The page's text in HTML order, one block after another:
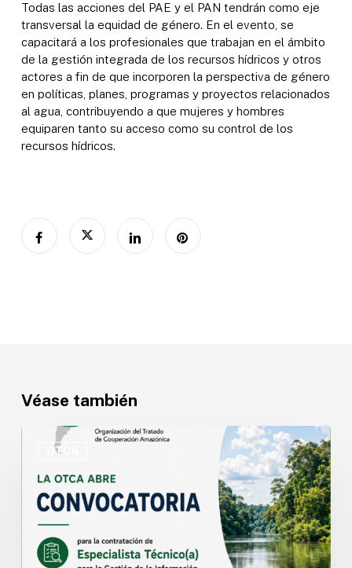
Todas las acciones del PAE y el PAN tendrán como eje
transversal la equidad de género. En el evento, se
capacitará a los profesionales que trabajan en el ámbito
de la gestión integrada de los recursos hídricos y otros
actores a fin de que incorporen la perspectiva de género
en políticas, planes, programas y proyectos relacionados
al agua, contribuyendo a que mujeres y hombres
equiparen tanto su acceso como su control de los
recursos hídricos.
Véase también
OTCA
para
Especialista
Gestión